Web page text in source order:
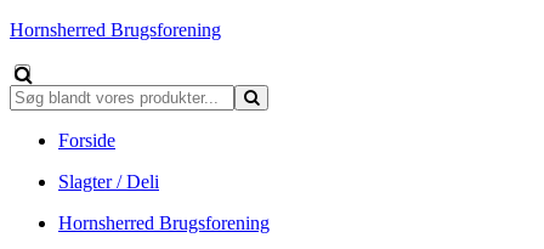
Hornsherred Brugsforening
Forside
Slagter / Deli
Hornsherred Brugsforening